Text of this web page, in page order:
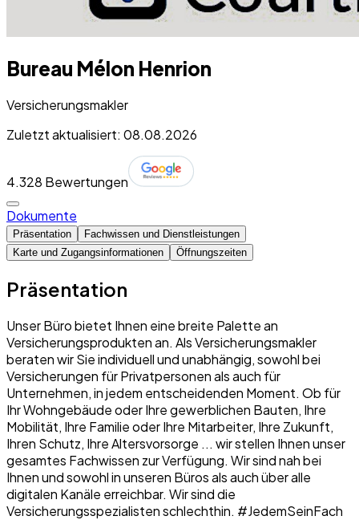
Bureau Mélon Henrion
Versicherungsmakler
Zuletzt aktualisiert: 08.08.2026
4.328 Bewertungen
Dokumente
Präsentation
Fachwissen und Dienstleistungen
Karte und Zugangsinformationen
Öffnungszeiten
Präsentation
Unser Büro bietet Ihnen eine breite Palette an
Versicherungsprodukten an. Als Versicherungsmakler
beraten wir Sie individuell und unabhängig, sowohl bei
Versicherungen für Privatpersonen als auch für
Unternehmen, in jedem entscheidenden Moment. Ob für
Ihr Wohngebäude oder Ihre gewerblichen Bauten, Ihre
Mobilität, Ihre Familie oder Ihre Mitarbeiter, Ihre Zukunft,
Ihren Schutz, Ihre Altersvorsorge ... wir stellen Ihnen unser
gesamtes Fachwissen zur Verfügung. Wir sind nah bei
Ihnen und sowohl in unseren Büros als auch über alle
digitalen Kanäle erreichbar. Wir sind die
Versicherungsspezialisten schlechthin. #JedemSeinFach